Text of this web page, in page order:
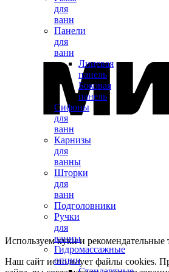
для
ванн
Панели
для
ванн
Лицевая
панель
Боковая
панель
Сифоны
для
ванн
Карнизы
для
ванны
Шторки
для
ванн
Подголовники
Ручки
для
ванны
Гидромассажные
опции
Используем куки и рекомендательные
Наш сайт использует файлы cookies.